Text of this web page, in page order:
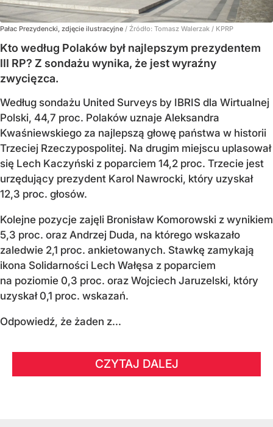
Pałac Prezydencki, zdjęcie ilustracyjne / Źródło: Tomasz Walerzak / KPRP
Kto według Polaków był najlepszym prezydentem
III RP? Z sondażu wynika, że jest wyraźny
zwycięzca.
Według sondażu United Surveys by IBRIS dla Wirtualnej
Polski, 44,7 proc. Polaków uznaje Aleksandra
Kwaśniewskiego za najlepszą głowę państwa w historii
Trzeciej Rzeczypospolitej. Na drugim miejscu uplasował
się Lech Kaczyński z poparciem 14,2 proc. Trzecie jest
urzędujący prezydent Karol Nawrocki, który uzyskał
12,3 proc. głosów.
Kolejne pozycje zajęli Bronisław Komorowski z wynikiem
5,3 proc. oraz Andrzej Duda, na którego wskazało
zaledwie 2,1 proc. ankietowanych. Stawkę zamykają
ikona Solidarności Lech Wałęsa z poparciem
na poziomie 0,3 proc. oraz Wojciech Jaruzelski, który
uzyskał 0,1 proc. wskazań.
Odpowiedź, że żaden z...
CZYTAJ DALEJ